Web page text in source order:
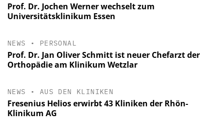
Prof. Dr. Jochen Werner wechselt zum
Universitätsklinikum Essen
NEWS • PERSONAL
Prof. Dr. Jan Oliver Schmitt ist neuer Chefarzt der
Orthopädie am Klinikum Wetzlar
NEWS • AUS DEN KLINIKEN
Fresenius Helios erwirbt 43 Kliniken der Rhön-
Klinikum AG